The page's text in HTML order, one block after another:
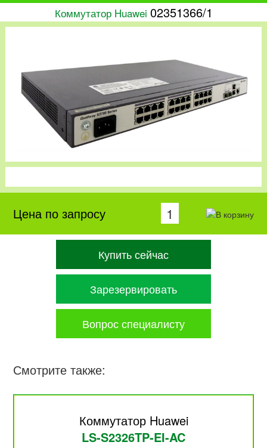
Коммутатор Huawei 02351366/1
Цена по запросу
Купить сейчас
Зарезервировать
Вопрос специалисту
Смотрите также:
Коммутатор Huawei
LS-S2326TP-EI-AC